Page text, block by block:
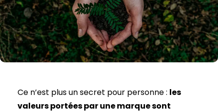
Ce n’est plus un secret pour personne : les
valeurs portées par une marque sont